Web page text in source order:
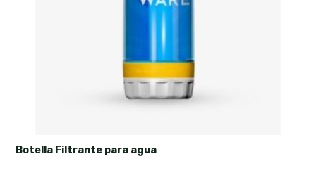
Botella Filtrante para agua